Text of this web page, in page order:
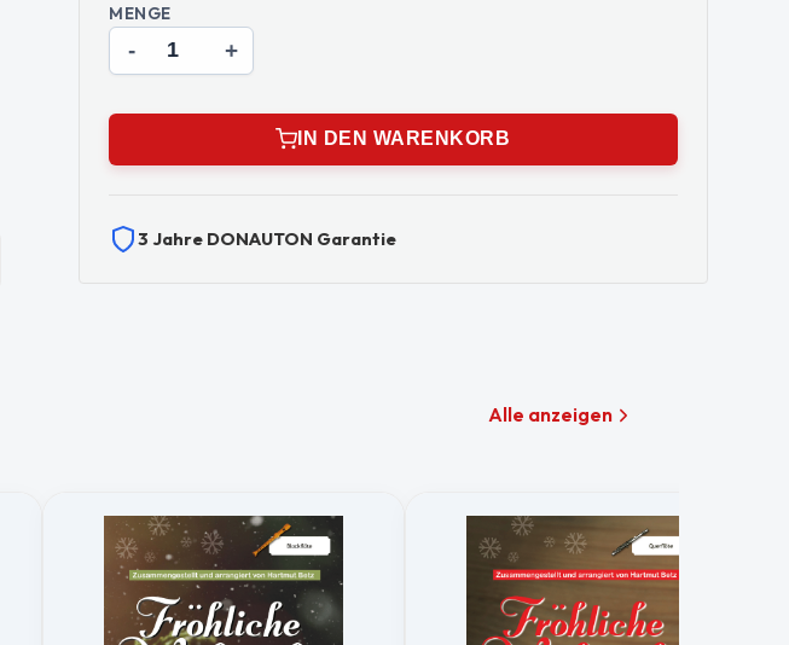
MENGE
- +
IN DEN WARENKORB
3 Jahre DONAUTON Garantie
Alle anzeigen